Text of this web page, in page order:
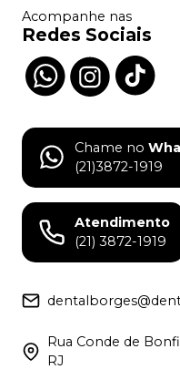
Acompanhe nas
Redes Sociais
Chame no
(21)3872-1919
Atendimento
(21) 3872-1919
Rua Conde de
RJ